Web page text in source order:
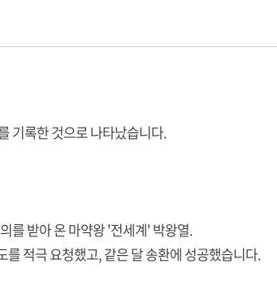
기록한 것으로 나타났습니다.
를 받아 온 마약왕 '전세계' 박왕열.
적극 요청했고, 같은 달 송환에 성공했습니다.